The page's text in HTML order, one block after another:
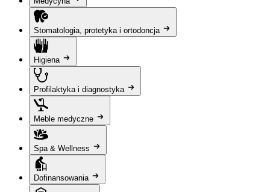
Stomatologia, protetyka i ortodoncja
Higiena
Profilaktyka i diagnostyka
Meble medyczne
Spa & Wellness
Dofinansowania